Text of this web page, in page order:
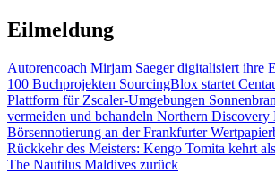
Zu
Inhalten
Eilmeldung
Autorencoach Mirjam Saeger digitalisiert ihre
100 Buchprojekten SourcingBlox startet
Plattform für Zscaler-Umgebungen
vermeiden und behandeln Northern Discovery
Börsennotierung an der Frankfurter
Rückkehr des Meisters: Kengo Tomita kehrt
The Nautilus Maldives zurück